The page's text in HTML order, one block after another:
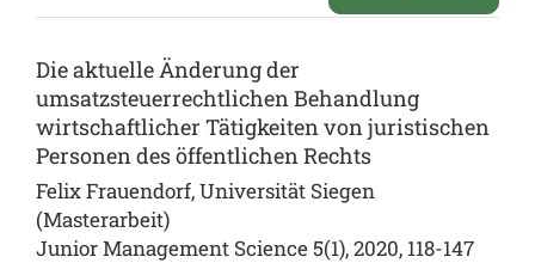
Die aktuelle Änderung der
umsatzsteuerrechtlichen Behandlung
wirtschaftlicher Tätigkeiten von juristischen
Personen des öffentlichen Rechts
Felix Frauendorf, Universität Siegen
(Masterarbeit)
Junior Management Science 5(1), 2020, 118-147